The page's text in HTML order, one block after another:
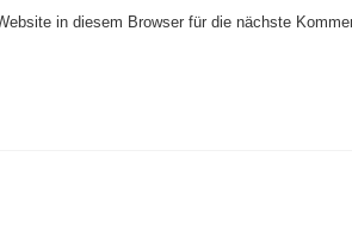
in diesem Browser für die nächste